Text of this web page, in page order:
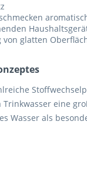
glatten
eine
Wasser als